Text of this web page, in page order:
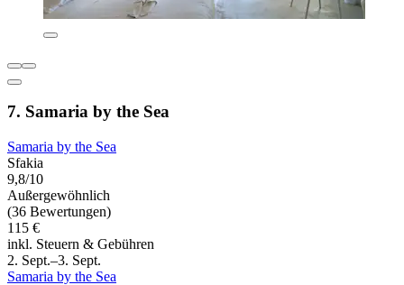
7. Samaria by the Sea
Samaria by the Sea
Sfakia
9,8/10
Außergewöhnlich
(36 Bewertungen)
115 €
inkl. Steuern & Gebühren
2. Sept.–3. Sept.
Samaria by the Sea